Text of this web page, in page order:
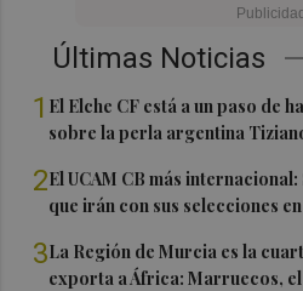
Últimas Noticias
1 El Elche CF está a un paso de
sobre la perla argentina
2El UCAM CB más
que irán con sus selecciones
3La Región de Murcia es la
exporta a África: Marruecos,